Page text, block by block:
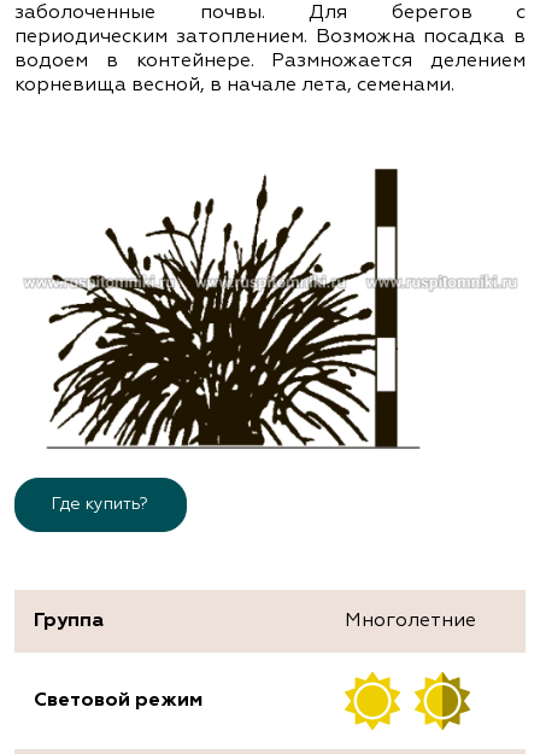
заболоченные почвы. Для берегов с
периодическим затоплением. Возможна посадка в
водоем в контейнере. Размножается делением
корневища весной, в начале лета, семенами.
Где купить?
Группа Многолетние
Световой режим